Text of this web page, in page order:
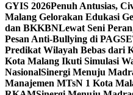
GYIS 2026Penuh Antusias,
Malang Gelorakan Edukasi
dan BKKBNLewat Seni
Pesan Anti-Bullying di
Predikat Wilayah Bebas dari
Kota Malang Ikuti Simulasi
NasionalSinergi Menuju
Manajemen MTsN 1 Kota